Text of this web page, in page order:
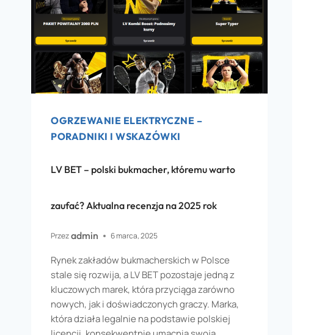
OGRZEWANIE ELEKTRYCZNE –
PORADNIKI I WSKAZÓWKI
LV BET – polski bukmacher, któremu warto
zaufać? Aktualna recenzja na 2025 rok
Przezadmin 6 marca, 2025
Rynek zakładów bukmacherskich w Polsce
stale się rozwija, a LV BET pozostaje jedną z
kluczowych marek, która przyciąga zarówno
nowych, jak i doświadczonych graczy. Marka,
która działa legalnie na podstawie polskiej